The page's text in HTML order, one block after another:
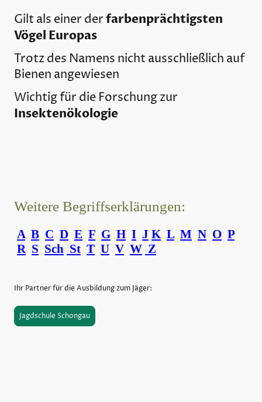
Gilt als einer derfarbenprächtigsten
Vögel Europas
Trotz des Namens nicht ausschließlich auf
Bienen angewiesen
Wichtig für die Forschung zur
Insektenökologie
Weitere Begriffserklärungen:
A B C D E F G H I J K L M N O P
R S Sch St T U V W Z
Ihr Partner für die Ausbildung zum Jäger:
Jagdschule Schongau